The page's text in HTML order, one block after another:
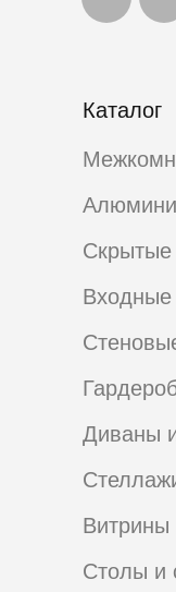
Каталог
Входные
Скрытые
Диваны
Столы и